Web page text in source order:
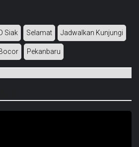
Siak Selamat Jadwalkan Kunjungi
Pekanbaru